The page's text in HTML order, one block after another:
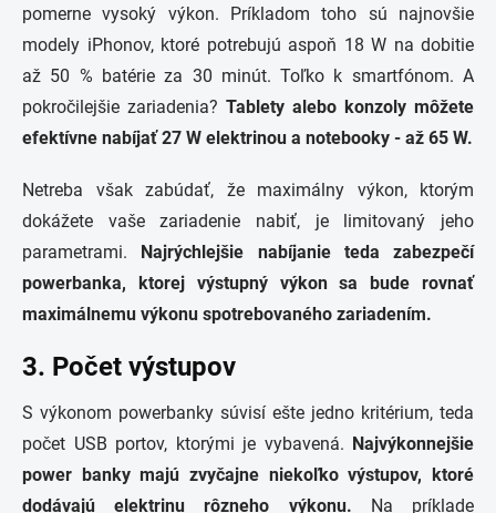
pomerne vysoký výkon. Príkladom toho sú najnovšie
modely iPhonov, ktoré potrebujú aspoň 18 W na dobitie
až 50 % batérie za 30 minút. Toľko k smartfónom. A
pokročilejšie zariadenia? Tablety alebo konzoly môžete
efektívne nabíjať 27 W elektrinou a notebooky - až 65 W.
Netreba však zabúdať, že maximálny výkon, ktorým
dokážete vaše zariadenie nabiť, je limitovaný jeho
parametrami. Najrýchlejšie nabíjanie teda zabezpečí
powerbanka, ktorej výstupný výkon sa bude rovnať
maximálnemu výkonu spotrebovaného zariadením.
3. Počet výstupov
S výkonom powerbanky súvisí ešte jedno kritérium, teda
počet USB portov, ktorými je vybavená. Najvýkonnejšie
power banky majú zvyčajne niekoľko výstupov, ktoré
dodávajú elektrinu rôzneho výkonu.
Na príklade